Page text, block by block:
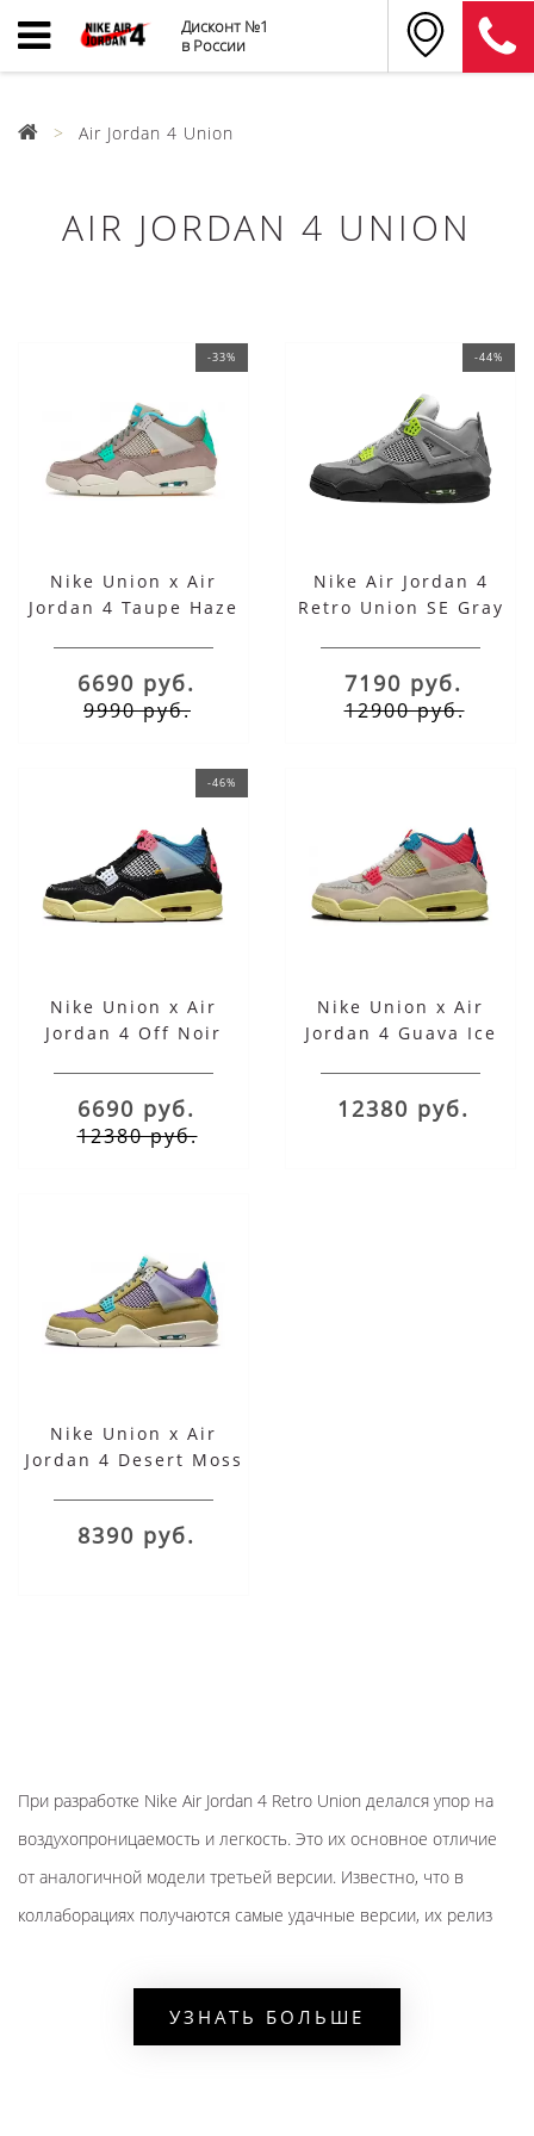
Дисконт №1
в России
Air Jordan 4 Union
AIR JORDAN 4 UNION
-33%
Nike Union x Air
Jordan 4 Taupe Haze
6690 руб.
9990 руб.
-44%
Nike Air Jordan 4
Retro Union SE Gray
7190 руб.
12900 руб.
-46%
Nike Union x Air
Jordan 4 Off Noir
6690 руб.
12380 руб.
Nike Union x Air
Jordan 4 Guava Ice
12380 руб.
Nike Union x Air
Jordan 4 Desert Moss
8390 руб.
При разработке Nike Air Jordan 4 Retro Union делался упор на
воздухопроницаемость и легкость. Это их основное отличие
от аналогичной модели третьей версии. Известно, что в
коллаборациях получаются самые удачные версии, их релиз
кроссовками, но многие пользователи отмечают их
универсальность. Они отлично смотрятся с одеждой разных
УЗНАТЬ БОЛЬШЕ